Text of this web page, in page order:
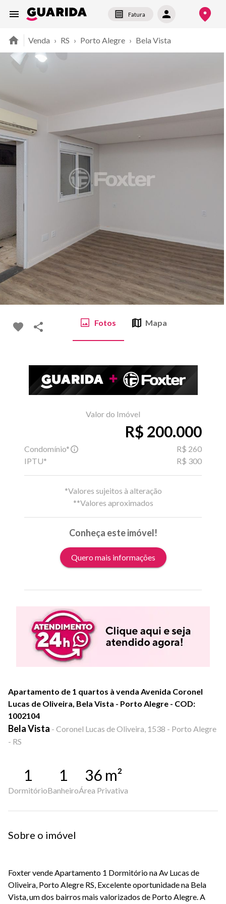
Fatura
Venda › RS › Porto Alegre › Bela Vista
Fotos Mapa
Valor do Imóvel
R$ 200.000
Condomínio*
R$ 260
IPTU*
R$ 300
*Valores sujeitos à alteração
**Valores aproximados
Conheça este imóvel!
Quero mais informações
Apartamento de 1 quartos à venda Avenida Coronel
Lucas de Oliveira, Bela Vista - Porto Alegre - COD:
1002104
Bela Vista - Coronel Lucas de Oliveira, 1538 - Porto Alegre
- RS
1
Dormitório
1
Banheiro
36 m²
Área Privativa
Sobre o imóvel
Foxter vende Apartamento 1 Dormitório na Av Lucas de
Oliveira, Porto Alegre RS, Excelente oportunidade na Bela
Vista, um dos bairros mais valorizados de Porto Alegre. A